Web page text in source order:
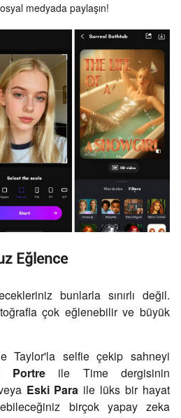
medyada paylaşın!
Eğlence
bunlarla sınırlı değil.
çok eğlenebilir ve büyük
Taylor'la selfie çekip sahneyi
Portreile Timedergisinin
Eski Para ile lüks bir hayat
birçok yapay zeka